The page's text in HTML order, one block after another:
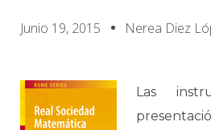
Junio 19, 2015 Nerea Diez
Las